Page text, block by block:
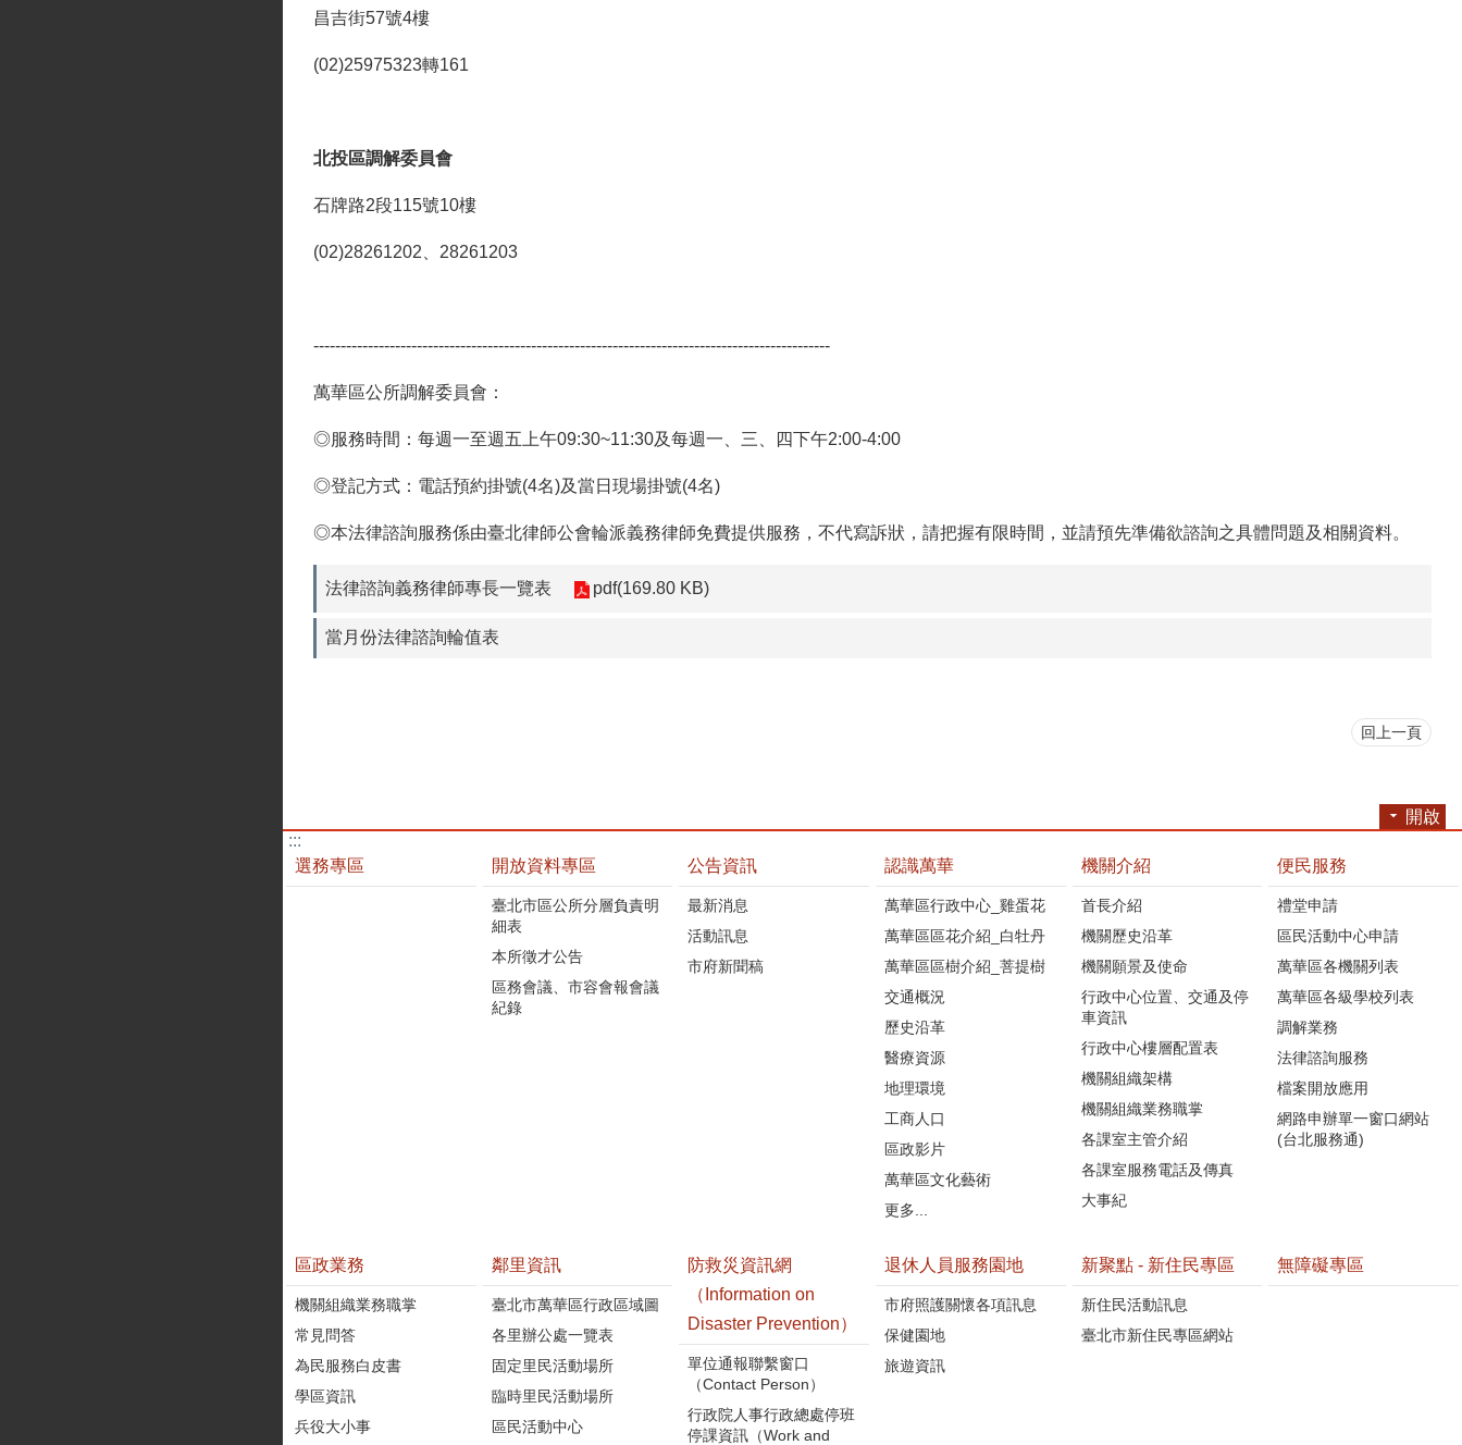
昌吉街57號4樓
(02)25975323轉161
北投區調解委員會
石牌路2段115號10樓
(02)28261202、28261203
-----------------------------------------------------------------------------------------------
萬華區公所調解委員會：
◎服務時間：每週一至週五上午09:30~11:30及每週一、三、四下午2:00-4:00
◎登記方式：電話預約掛號(4名)及當日現場掛號(4名)
◎本法律諮詢服務係由臺北律師公會輪派義務律師免費提供服務，不代寫訴狀，請把握有限時間，並請預先準備欲諮詢之具體問題及相關資料。
法律諮詢義務律師專長一覽表 pdf(169.80 KB)
當月份法律諮詢輪值表
回上一頁
開啟
:::
選務專區
開放資料專區
臺北市區公所分層負責明
細表
本所徵才公告
區務會議、市容會報會議
紀錄
公告資訊
最新消息
活動訊息
市府新聞稿
認識萬華
萬華區行政中心_雞蛋花
萬華區區花介紹_白牡丹
萬華區區樹介紹_菩提樹
交通概況
歷史沿革
醫療資源
地理環境
工商人口
區政影片
萬華區文化藝術
更多...
機關介紹
首長介紹
機關歷史沿革
機關願景及使命
行政中心位置、交通及停
車資訊
行政中心樓層配置表
機關組織架構
機關組織業務職掌
各課室主管介紹
各課室服務電話及傳真
大事紀
便民服務
禮堂申請
區民活動中心申請
萬華區各機關列表
萬華區各級學校列表
調解業務
法律諮詢服務
檔案開放應用
網路申辦單一窗口網站
(台北服務通)
區政業務
機關組織業務職掌
常見問答
為民服務白皮書
學區資訊
兵役大小事
鄰里資訊
臺北市萬華區行政區域圖
各里辦公處一覽表
固定里民活動場所
臨時里民活動場所
區民活動中心
防救災資訊網
（Information on
Disaster Prevention）
單位通報聯繫窗口
（Contact Person）
行政院人事行政總處停班
停課資訊（Work and
退休人員服務園地
市府照護關懷各項訊息
保健園地
旅遊資訊
新聚點 - 新住民專區
新住民活動訊息
臺北市新住民專區網站
無障礙專區